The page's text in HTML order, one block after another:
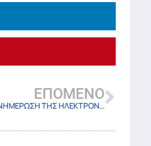
ΕΠΌΜΕΝΟ
ΕΝΗΜΕΡΩΣΗ ΤΗΣ ΗΛΕΚΤΡΟΝΙΚΗΣ ΒΙΒΛΙΟΘΗΚΗΣ ΔΗΜΩΝ ΣΤΟ ΒΙΒΛΙΟ (του κ. Θεοδώρου) : –> ΟΙ ΑΡΜΟΔΙΟΤΗΤΕΣ ΤΩΝ ΟΤΑ Α ΒΑΘΜΟΥ ΓΙΑ ΤΗΝ ΙΔΡΥΣΗ ΚΑΙ ΛΕΙΤΟΥΡΓΙΑ ΚΑΤΑΣΤΗΜΑΤΩΝ ΚΑΙ ΕΠΙΧΕΙΡΗΣΕΩΝ